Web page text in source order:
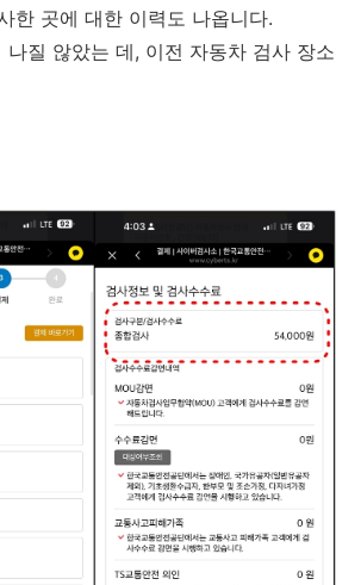
한 곳에 대한 이력도 나옵니다.
나질 않았는 데, 이전 자동차 검사 장소